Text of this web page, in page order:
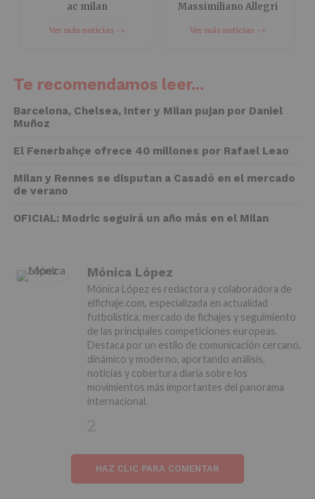
ac milan
Ver más noticias ->
Massimiliano Allegri
Ver más noticias ->
Te recomendamos leer...
Barcelona, Chelsea, Inter y Milan pujan por Daniel
Muñoz
El Fenerbahçe ofrece 40 millones por Rafael Leao
Milan y Rennes se disputan a Casadó en el mercado
de verano
OFICIAL: Modric seguirá un año más en el Milan
Mónica López
Mónica López es redactora y colaboradora de
elfichaje.com, especializada en actualidad
futbolística, mercado de fichajes y seguimiento
de las principales competiciones europeas.
Destaca por un estilo de comunicación cercano,
dinámico y moderno, aportando análisis,
noticias y cobertura diaria sobre los
movimientos más importantes del panorama
internacional.
HAZ CLIC PARA COMENTAR